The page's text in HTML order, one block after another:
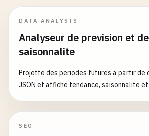
DATA ANALYSIS
Analyseur de prevision et de
saisonnalite
Projette des periodes futures a partir de
JSON et affiche tendance, saisonnalite
SEO